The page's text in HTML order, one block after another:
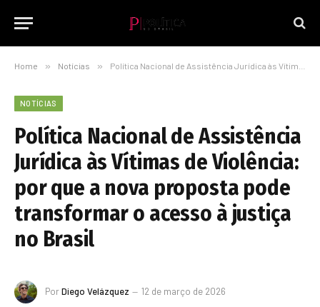
Home » Notícias » Política Nacional de Assistência Jurídica às Vítimas de Violência: por que a nova proposta pode transformar o acesso à justiça no Brasil
NOTÍCIAS
Política Nacional de Assistência
Jurídica às Vítimas de Violência:
por que a nova proposta pode
transformar o acesso à justiça
no Brasil
PorDiego Velázquez 12 de março de 2026